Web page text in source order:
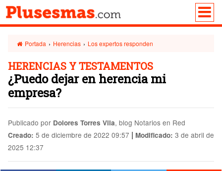
Portada › Herencias › Los expertos responden
HERENCIAS Y TESTAMENTOS
¿Puedo dejar en herencia mi
empresa?
Publicado por Dolores Torres Vila, blog Notarios en Red
Creado: 5 de diciembre de 2022 09:57 | Modificado: 3 de abril de
2025 12:37